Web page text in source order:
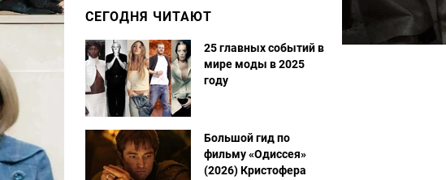
СЕГОДНЯ ЧИТАЮТ
25 главных событий в
мире моды в 2025
году
Большой гид по
фильму «Одиссея»
(2026) Кристофера